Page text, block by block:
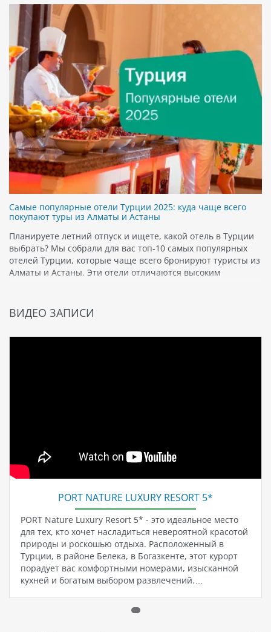
Самые популярные отели Турции 2025: куда чаще всего
покупают туры из Алматы и Астаны
Планируете летний отпуск и ищете, какой отель в Турции
выбрать? Мы собрали для вас топ-10 самых популярных
отелей Турции, которые чаще всего бронируют туристы из
Алматы и Астаны. Эти отели отличаются высоким
романтической атмосфере. Если…
ВИДЕО ЗАПИСИ
PORT NATURE LUXURY RESORT 5*
PORT Nature Luxury Resort 5* - это идеальное место
для тех, кто хочет насладиться невероятной красотой
природы и роскошью отдыха. Расположенный в
Турции, в районе Белека, в Богазкенте, этот курорт
порадует вас комфортными номерами, изысканной
кухней и богатым выбором развлечений.…